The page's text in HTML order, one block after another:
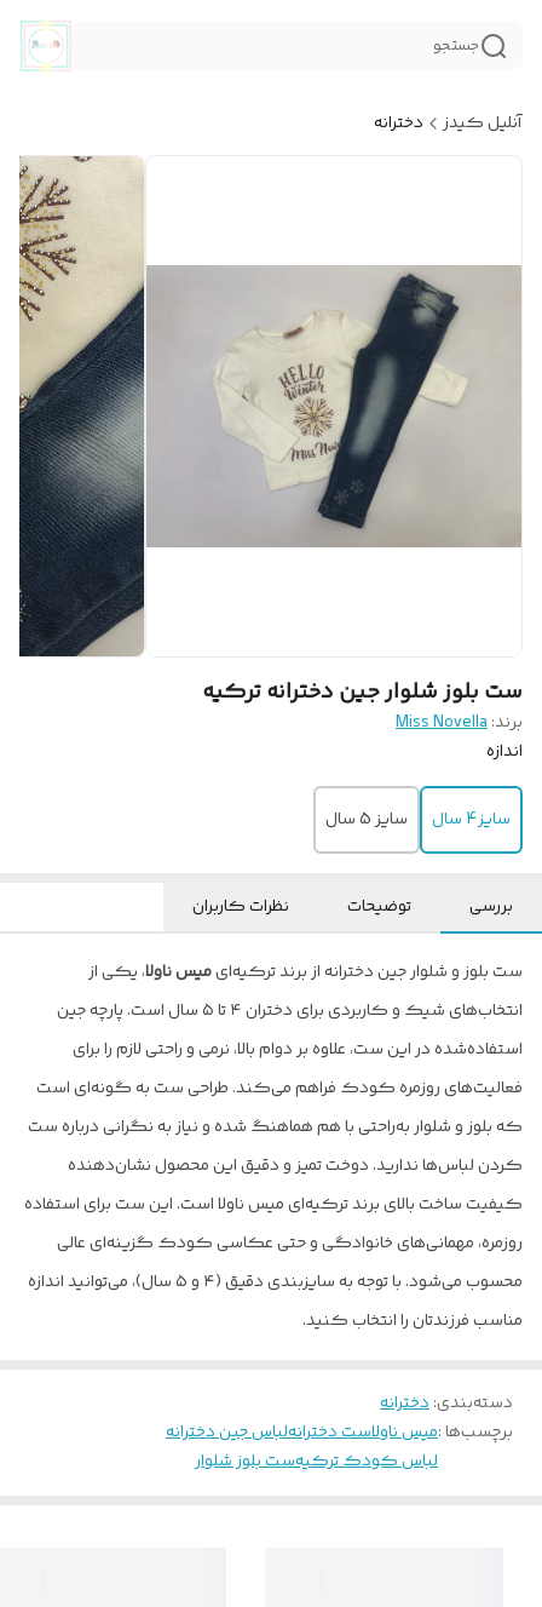
جستجو
آنلیل کیدز دخترانه
ست بلوز شلوار جین دخترانه ترکیه
برند:Miss Novella
اندازه
سایز4 سال سایز 5 سال
بررسی توضیحات نظرات کاربران
ست بلوز و شلوار جین دخترانه از برند ترکیه‌ایمیس ناولا، یکی از
انتخاب‌های شیک و کاربردی برای دختران ۴ تا ۵ سال است. پارچه جین
استفاده‌شده در این ست، علاوه بر دوام بالا، نرمی و راحتی لازم را برای
فعالیت‌های روزمره کودک فراهم می‌کند. طراحی ست به گونه‌ای است
که بلوز و شلوار به‌راحتی با هم هماهنگ شده و نیاز به نگرانی درباره ست
کردن لباس‌ها ندارید. دوخت تمیز و دقیق این محصول نشان‌دهنده
کیفیت ساخت بالای برند ترکیه‌ای میس ناولا است. این ست برای استفاده
روزمره، مهمانی‌های خانوادگی و حتی عکاسی کودک گزینه‌ای عالی
محسوب می‌شود. با توجه به سایزبندی دقیق (۴ و ۵ سال)، می‌توانید اندازه
مناسب فرزندتان را انتخاب کنید.
دسته‌بندی:دخترانه
برچسب‌ها :میس ناولاست دخترانهلباس جین دخترانه
لباس کودک ترکیهست بلوز شلوار